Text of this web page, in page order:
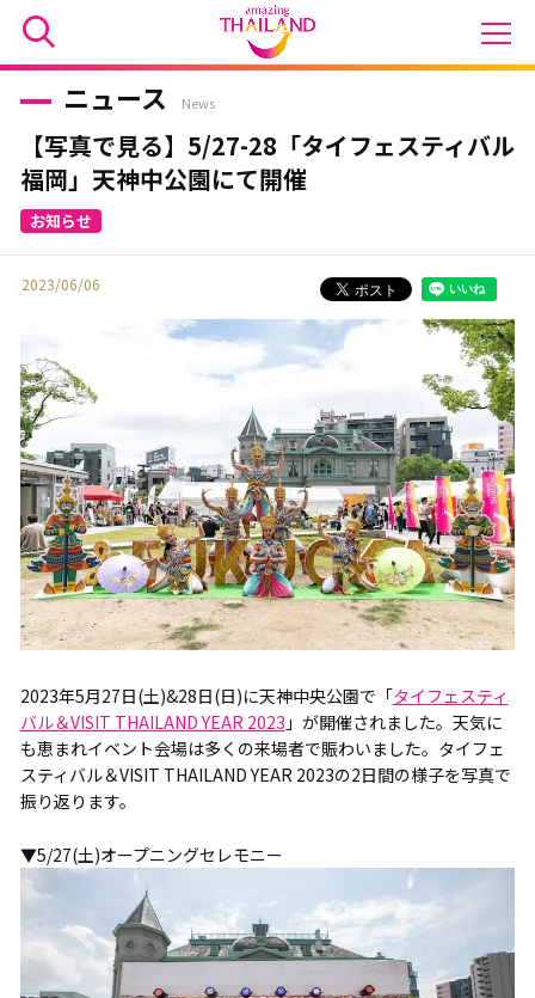
ニュース News
【写真で見る】5/27-28「タイフェスティバル
福岡」天神中公園にて開催
2023/06/06
2023年5月27日(土)&28日(日)に天神中央公園で「タイフェスティ
バル＆VISIT THAILAND YEAR 2023 」が開催されました。天気に
も恵まれイベント会場は多くの来場者で賑わいました。タイフェ
スティバル＆VISIT THAILAND YEAR 2023の2日間の様子を写真で
振り返ります。
▼5/27(土)オープニングセレモニー